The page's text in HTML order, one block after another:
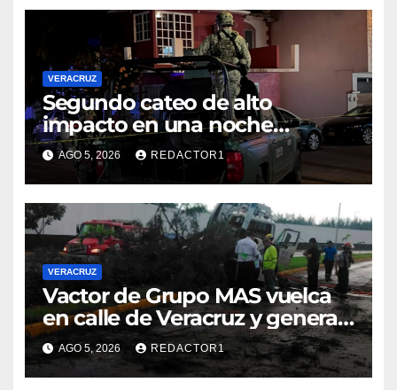
VERACRUZ
Segundo cateo de alto
impacto en una noche
moviliza a fuerzas federales y
estatales en Veracruz
AGO 5, 2026 REDACTOR1
VERACRUZ
Vactor de Grupo MAS vuelca
en calle de Veracruz y genera
caos vial
AGO 5, 2026 REDACTOR1